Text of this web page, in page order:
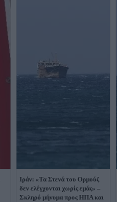
Ιράν: «Τα Στενά του Ορμούζ
δεν ελέγχονται χωρίς εμάς» –
Σκληρό μήνυμα προς ΗΠΑ και